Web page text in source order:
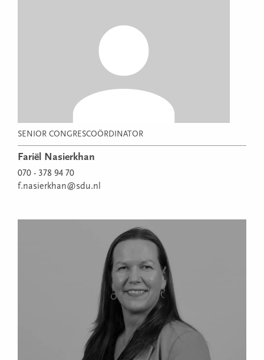
SENIOR CONGRESCOÖRDINATOR
Fariël Nasierkhan
070 - 378 94 70
f.nasierkhan@sdu.nl